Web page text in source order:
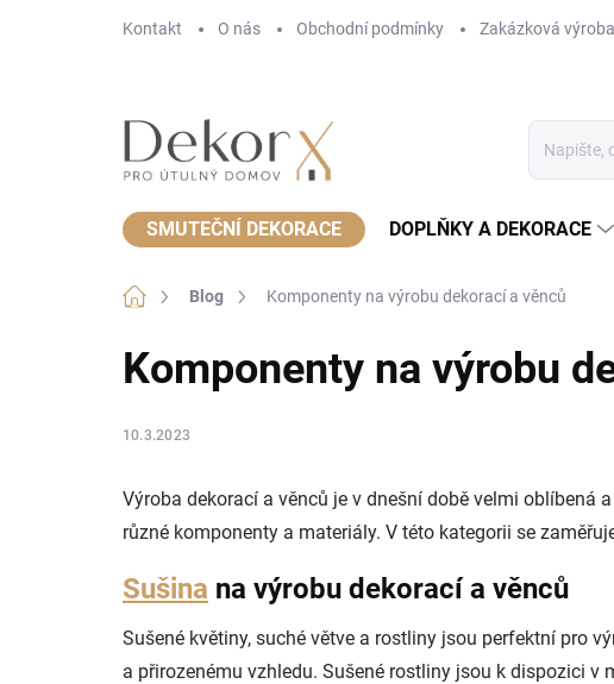
Kontakt O nás Obchodní podmínky Zakázková výroba
SMUTEČNÍ DEKORACE DOPLŇKY A DEKORACE
Domů Blog Komponenty na výrobu dekorací a věnců
Komponenty na výrobu
10.3.2023
Výroba dekorací a věnců je v dnešní době velmi oblíbená
různé komponenty a materiály. V této kategorii se
Sušina na výrobu dekorací a věnců
Sušené květiny, suché větve a rostliny jsou perfektní pro
a přirozenému vzhledu. Sušené rostliny jsou k dispozici